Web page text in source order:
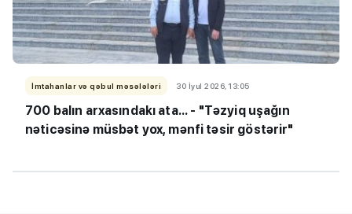
İmtahanlar və qəbul məsələləri 30 İyul 2026, 13:05
700 balın arxasındakı ata... - "Təzyiq uşağın
nəticəsinə müsbət yox, mənfi təsir göstərir"